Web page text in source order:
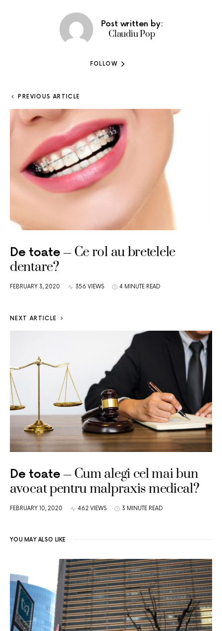
Post written by:
Claudiu Pop
FOLLOW
PREVIOUS ARTICLE
De toate
Ce rol au bretelele
dentare?
FEBRUARY 3, 2020 356 VIEWS 4 MINUTE READ
NEXT ARTICLE
De toate
Cum alegi cel mai bun
avocat pentru malpraxis medical?
FEBRUARY 10, 2020 462 VIEWS 3 MINUTE READ
YOU MAY ALSO LIKE